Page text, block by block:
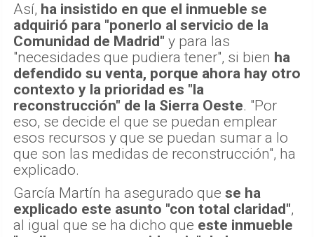
Así, ha insistido en que el inmueble se
adquirió para "ponerlo al servicio de la
Comunidad de Madrid" y para las
"necesidades que pudiera tener", si bien ha
defendido su venta, porque ahora hay otro
contexto y la prioridad es "la
reconstrucción" de la Sierra Oeste. "Por
eso, se decide el que se puedan emplear
esos recursos y que se puedan sumar a lo
que son las medidas de reconstrucción", ha
explicado.
García Martín ha asegurado que se ha
explicado este asunto "con total claridad",
al igual que se ha dicho que este inmueble